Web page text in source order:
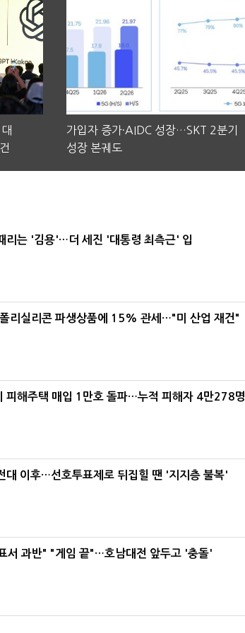
가입자 증가·AIDC 성장…SKT 2분기
성장 본궤도
리는 '김용'…더 세진 '대통령 최측근' 입
리실리콘 파생상품에 15% 관세…"미 산업 재건"
피해주택 매입 1만호 돌파…누적 피해자 4만278명
대 이후…선호투표제로 뒤집힐 땐 '지지층 불복'
서 과반" "게임 끝"…호남대전 앞두고 '충돌'